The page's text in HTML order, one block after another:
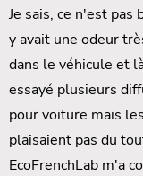
Je sais, ce n'est pas
y avait une odeur
dans le véhicule et
essayé plusieurs
pour voiture mais
plaisaient pas du
EcoFrenchLab m'a